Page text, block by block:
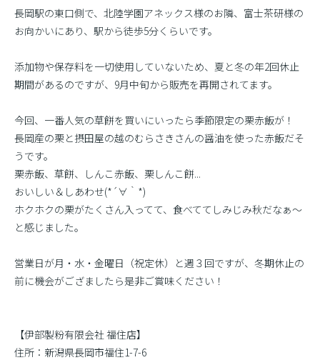
長岡駅の東口側で、北陸学園アネックス様のお隣、富士茶研様の
お向かいにあり、駅から徒歩5分くらいです。
添加物や保存料を一切使用していないため、夏と冬の年2回休止
期間があるのですが、9月中旬から販売を再開されてます。
今回、一番人気の草餅を買いにいったら季節限定の栗赤飯が！
長岡産の栗と摂田屋の越のむらさきさんの醤油を使った赤飯だそ
うです。
栗赤飯、草餅、しんこ赤飯、栗しんこ餅...
おいしい＆しあわせ(*´∀｀*)
ホクホクの栗がたくさん入ってて、食べててしみじみ秋だなぁ〜
と感じました。
営業日が月・水・金曜日（祝定休）と週３回ですが、冬期休止の
前に機会がござましたら是非ご賞味ください！
【伊部製粉有限会社 福住店】
住所：新潟県長岡市福住1-7-6